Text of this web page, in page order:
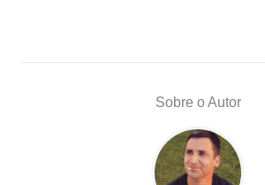
Sobre o Autor